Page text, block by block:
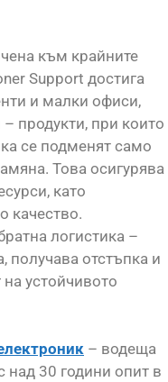
към крайните
Support достига
и малки офиси,
продукти, при които
се подменят само
Това осигурява
като
качество.
логистика –
получава отстъпка и
устойчивото
– водеща
над 30 години опит в